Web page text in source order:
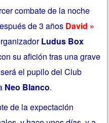
combate de la noche
de 3 años David »
Ludus Box
su afición tras una grave
el pupilo del Club
Neo Blanco.
de la expectación